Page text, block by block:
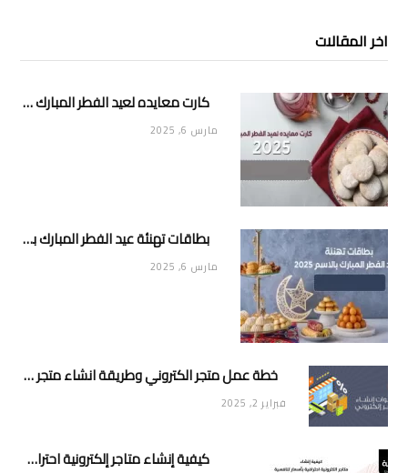
اخر المقالات
كارت معايده لعيد الفطر المبارك 2025
مارس 6, 2025
بطاقات تهنئة عيد الفطر المبارك بالاسم 2025
مارس 6, 2025
خطة عمل متجر الكتروني وطريقة انشاء متجر خاص ناجح ومميز
فبراير 2, 2025
كيفية إنشاء متاجر إلكترونية احترافية بأسعار تنافسية